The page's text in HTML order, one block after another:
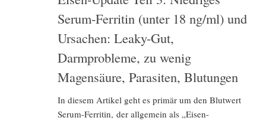
Serum-Ferritin (unter 18 ng/ml) und
Ursachen: Leaky-Gut,
Darmprobleme, zu wenig
Magensäure, Parasiten, Blutungen
In diesem Artikel geht es primär um den Blutwert
Serum-Ferritin, der allgemein als „Eisen-